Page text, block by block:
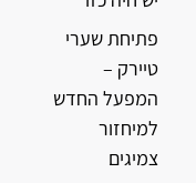
פתיחת שערי
טיירק –
המפעל החדש
למיחזור
צמיגים